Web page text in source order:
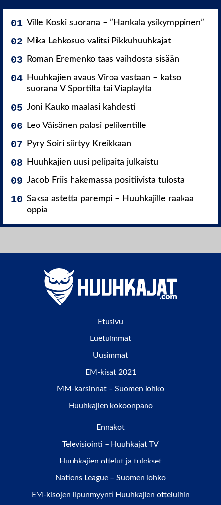
Ville Koski suorana – ”Hankala ysikymppinen”
Mika Lehkosuo valitsi Pikkuhuuhkajat
Roman Eremenko taas vaihdosta sisään
Huuhkajien avaus Viroa vastaan – katso
suorana V Sportilta tai Viaplaylta
Joni Kauko maalasi kahdesti
Leo Väisänen palasi pelikentille
Pyry Soiri siirtyy Kreikkaan
Huuhkajien uusi pelipaita julkaistu
Jacob Friis hakemassa positiivista tulosta
Saksa astetta parempi – Huuhkajille raakaa
oppia
Etusivu
Luetuimmat
Uusimmat
EM-kisat 2021
MM-karsinnat – Suomen lohko
Huuhkajien kokoonpano
Ennakot
Televisiointi – Huuhkajat TV
Huuhkajien ottelut ja tulokset
Nations League – Suomen lohko
EM-kisojen lipunmyynti Huuhkajien otteluihin